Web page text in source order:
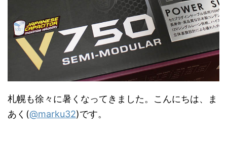
札幌も徐々に暑くなってきました。こんにちは、ま
あく(@marku32)です。